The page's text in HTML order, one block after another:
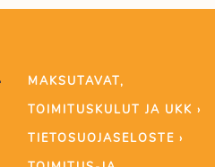
MAKSUTAVAT,
TOIMITUSKULUT JA UKK ›
TIETOSUOJASELOSTE ›